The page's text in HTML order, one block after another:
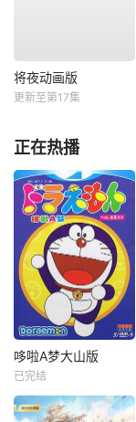
将夜动画版
更新至第17集
正在热播
哆啦A梦大山版
已完结